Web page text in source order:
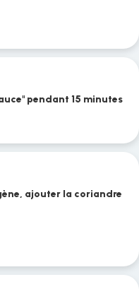
pendant 15 minutes
ajouter la coriandre